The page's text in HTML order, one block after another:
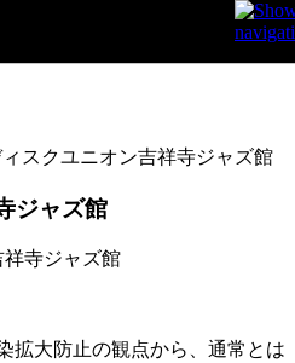
ィスクユニオン吉祥寺ジャズ館
ジャズ館
拡大防止の観点から、通常とは